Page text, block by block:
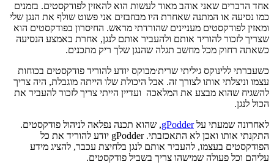
אחד הדברים שאני אוהב מאוד לעשות הוא להאזין לפודקסטים. בזמנים
כמו נסיעה או המתנה שאחרת היו מבוזבזים אני פשוט שולף את הנגן שלי
ומאזין לפודקסטים מעניינים שהורדתי מראש. החיסרון בפודקסטים הוא
שצריך לזכור להוריד אותם ולהעביר אותם לנגן, אחרת באמצע הנסיעה
כשאתה רחוק מכל מחשב תגלה שהנגן שלך ריק מתכנים.
כשעברתי ללינוקס גיליתי שרית׳מבוקס יודע להוריד פודקסטים בכוחות
עצמו וניצלתי אותו לצורך זה. אבל היכולת שלו הייתה מוגבלת, היה צריך
להשגיח שהוא מבצע את המלאכה ועדיין הייתי צריך לזכור להעביר את
הכול לנגן.
לאחרונה שמעתי עלgPodder, שהוא תכנה נפלאה לניהול פודקסטים.
התקנתי אותו ואכן לא התאכזבתי. gPodder יודע להוריד את כל
הפודקסטים בעצמו, להעביר אותם לנגן בלחיצת עכבר, להציג מידע
עליהם וכל פעולה שמישהו צריך בשביל פודקסטים.